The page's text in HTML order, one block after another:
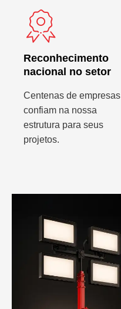
Reconhecimento
nacional no setor
Centenas de empresas
confiam na nossa
estrutura para seus
projetos.